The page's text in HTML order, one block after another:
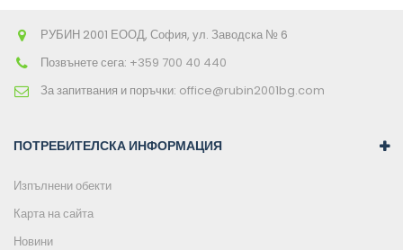
РУБИН 2001 ЕООД, София, ул. Заводска № 6
Позвънете сега: +359 700 40 440
За запитвания и поръчки: office@rubin2001bg.com
ПОТРЕБИТЕЛСКА ИНФОРМАЦИЯ
Изпълнени обекти
Карта на сайта
Новини